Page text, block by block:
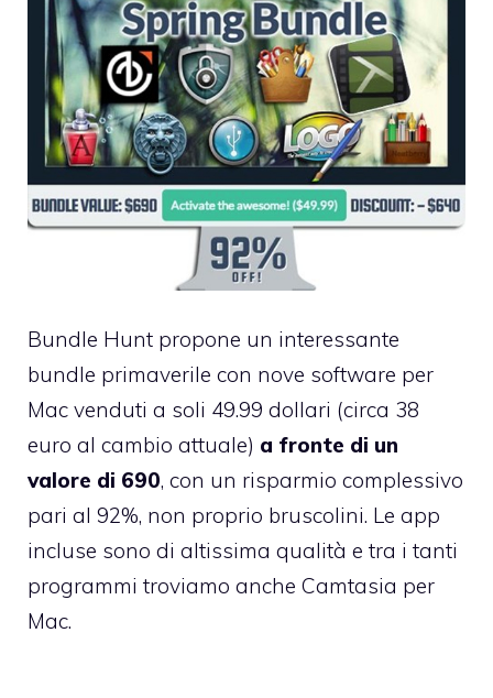
Bundle Hunt propone un interessante
bundle primaverile con nove software per
Mac venduti a soli 49.99 dollari (circa 38
euro al cambio attuale) a fronte di un
valore di 690, con un risparmio complessivo
pari al 92%, non proprio bruscolini. Le app
incluse sono di altissima qualità e tra i tanti
programmi troviamo anche Camtasia per
Mac.